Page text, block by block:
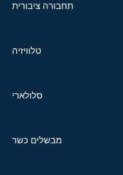
תחבורה ציבורית
טלוויזיה
סלולארי
מבשלים כשר